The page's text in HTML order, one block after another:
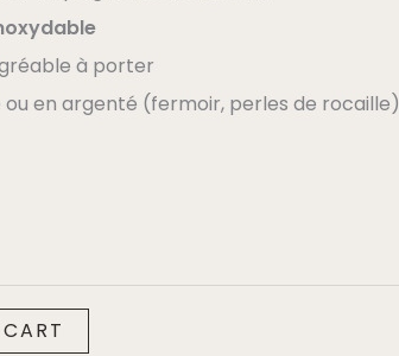
à porter
ou en argenté (fermoir, perles de rocaille)